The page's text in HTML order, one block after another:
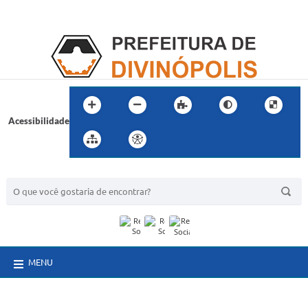
Acessibilidade
MENU